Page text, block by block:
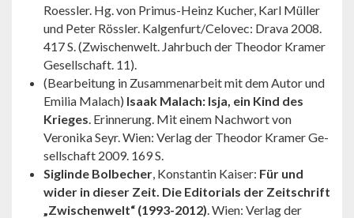
Roessler. Hg. von Primus-Heinz Kucher, Karl Müller
und Peter Rössler. Kalgenfurt/Celo­vec: Drava 2008.
417 S. (Zwischenwelt. Jahrbuch der Theodor Kramer
Gesellschaft. 11).
(Bearbeitung in Zusammenarbeit mit dem Autor und
Emilia Ma­lach) Isaak Malach: Isja, ein Kind des
Krieges . Erinnerung. Mit einem Nach­wort von
Veronika Seyr. Wien: Verlag der Theodor Kramer Ge­
sellschaft 2009. 169 S.
Siglinde Bolbecher , Konstantin Kaiser: Für und
wider in dieser Zeit. Die Editorials der Zeitschrift
„Zwischenwelt“ (1993-2012) . Wien: Verlag der